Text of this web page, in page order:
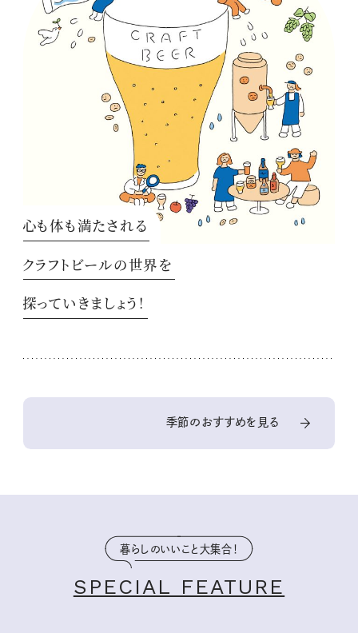
心も体も満たされる
クラフトビールの世界を
探っていきましょう！
季節のおすすめを見る
暮らしのいいこと大集合！
SPECIAL FEATURE